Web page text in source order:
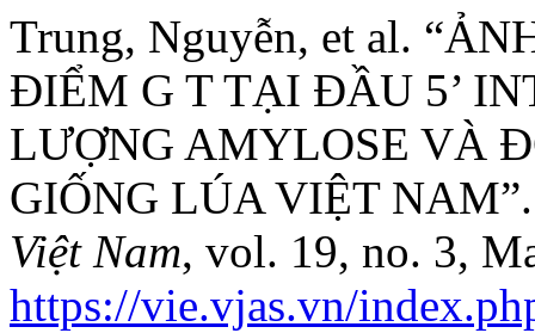
Trung, Nguyễn, et al.
ĐIỂM G T TẠI ĐẦU 5’
LƯỢNG AMYLOSE VÀ
GIỐNG LÚA VIỆT
Việt Nam, vol. 19, no. 3,
https://vie.vjas.vn/